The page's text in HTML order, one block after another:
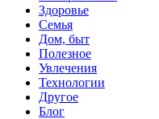
Здоровье
Семья
Дом, быт
Полезное
Увлечения
Технологии
Другое
Блог